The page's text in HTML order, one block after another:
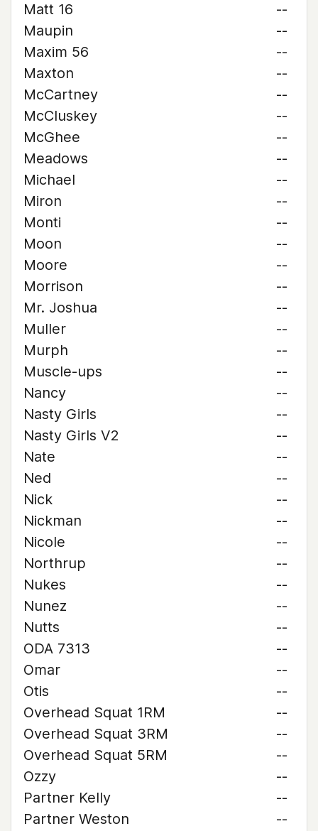
Matt 16
--
Maupin
--
Maxim 56
--
Maxton
--
McCartney
--
McCluskey
--
McGhee
--
Meadows
--
Michael
--
Miron
--
Monti
--
Moon
--
Moore
--
Morrison
--
Mr. Joshua
--
Muller
--
Murph
--
Muscle-ups
--
Nancy
--
Nasty Girls
--
Nasty Girls V2
--
Nate
--
Ned
--
Nick
--
Nickman
--
Nicole
--
Northrup
--
Nukes
--
Nunez
--
Nutts
--
ODA 7313
--
Omar
--
Otis
--
Overhead Squat 1RM
--
Overhead Squat 3RM
--
Overhead Squat 5RM
--
Ozzy
--
Partner Kelly
--
Partner Weston
--